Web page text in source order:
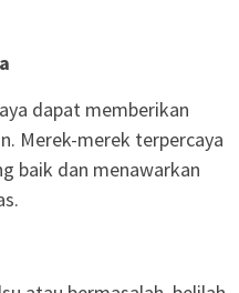
dapat memberikan
Merek-merek terpercaya
baik dan menawarkan